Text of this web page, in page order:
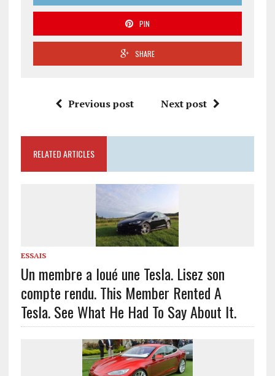
PIN
SHARE
Previous post Next post
RELATED ARTICLES
ESSAIS
Un membre a loué une Tesla. Lisez son
compte rendu.This Member Rented A
Tesla. See What He Had To Say About It.